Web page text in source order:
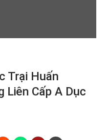
Trại Huấn
Liên Cấp A Dục